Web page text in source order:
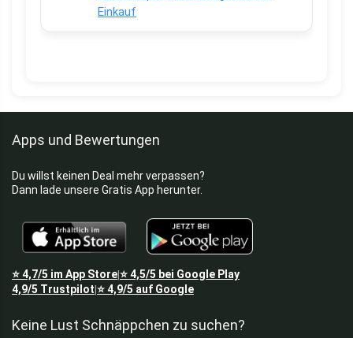
Einkauf
Apps und Bewertungen
Du willst keinen Deal mehr verpassen?
Dann lade unsere Gratis App herunter.
⭐4,7/5 im App Store⭐4,5/5 bei Google Play
4,9/5 Trustpilot ⭐4,9/5 auf Google
Keine Lust Schnäppchen zu suchen?